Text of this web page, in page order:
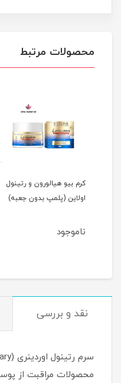
محصولات مرتبط
کرم بیو هیالورون و رتینول
اولاین (پلمپ بدون جعبه)
ناموجود
نقد و بررسی
محصولات مراقبت از